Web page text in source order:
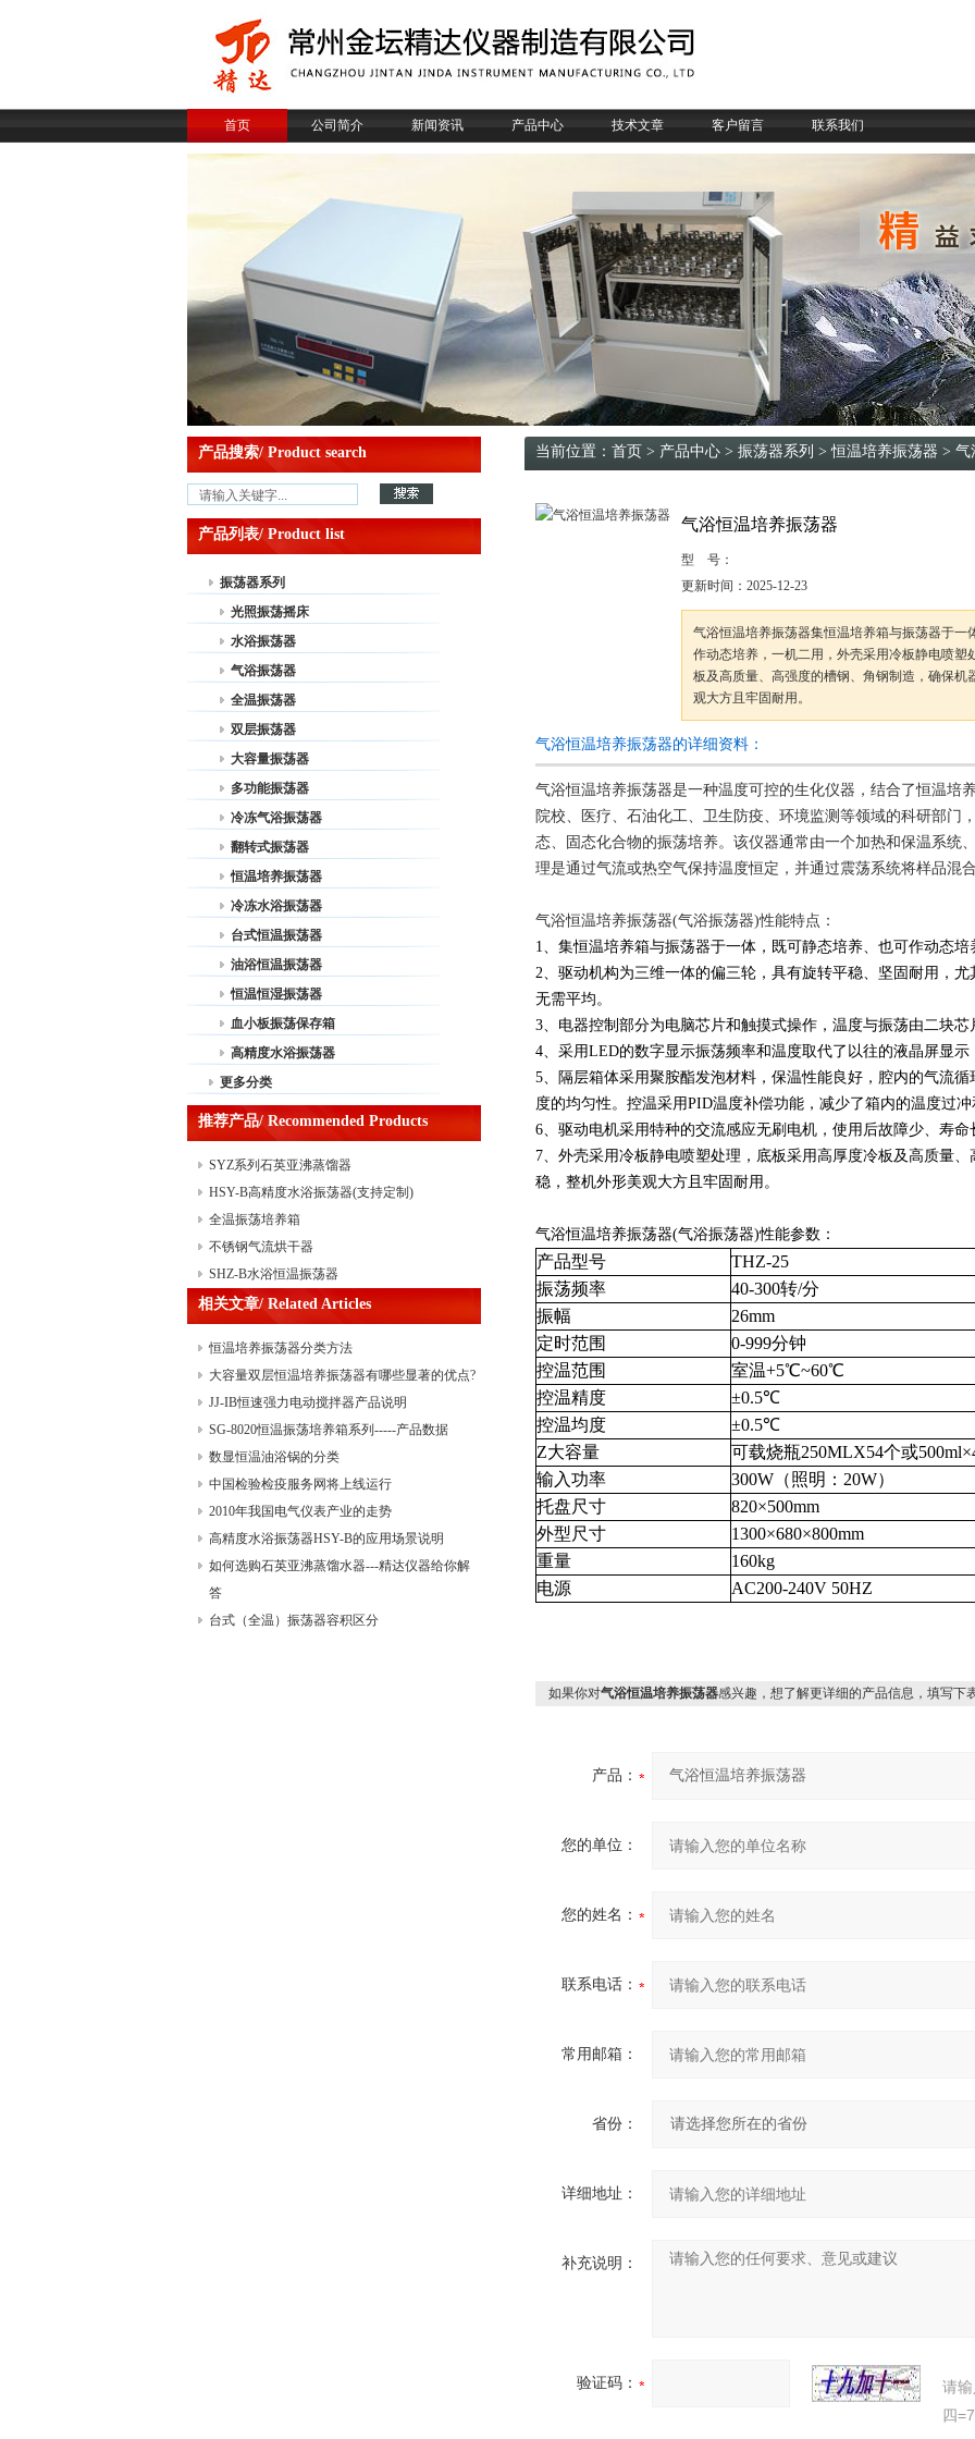
首页 公司简介 新闻资讯 产品中心 技术文章 客户留言 联系我们
产品搜索/ Product search
产品列表/ Product list
振荡器系列
光照振荡摇床
水浴振荡器
气浴振荡器
全温振荡器
双层振荡器
大容量振荡器
多功能振荡器
冷冻气浴振荡器
翻转式振荡器
恒温培养振荡器
冷冻水浴振荡器
台式恒温振荡器
油浴恒温振荡器
恒温恒湿振荡器
血小板振荡保存箱
高精度水浴振荡器
更多分类
推荐产品/ Recommended Products
SYZ系列石英亚沸蒸馏器
HSY-B高精度水浴振荡器(支持定制)
全温振荡培养箱
不锈钢气流烘干器
SHZ-B水浴恒温振荡器
相关文章/ Related Articles
恒温培养振荡器分类方法
大容量双层恒温培养振荡器有哪些显著的优点?
JJ-IB恒速强力电动搅拌器产品说明
SG-8020恒温振荡培养箱系列-----产品数据
数显恒温油浴锅的分类
中国检验检疫服务网将上线运行
2010年我国电气仪表产业的走势
高精度水浴振荡器HSY-B的应用场景说明
如何选购石英亚沸蒸馏水器---精达仪器给你解
答
台式（全温）振荡器容积区分
当前位置： 首页 > 产品中心 > 振荡器系列 >恒温培养振荡器 > 气
气浴恒温培养振荡器
型 号：
更新时间： 2025-12-23
气浴恒温培养振荡器集恒温培养箱与振荡器于一
作动态培养，一机二用，外壳采用冷板静电喷塑
板及高质量、高强度的槽钢、角钢制造，确保机
观大方且牢固耐用。
气浴恒温培养振荡器的详细资料：
气浴恒温培养振荡器是一种温度可控的生化仪器，结合了恒温培
院校、医疗、石油化工、卫生防疫、环境监测等领域的科研部门
态、固态化合物的振荡培养。该仪器通常由一个加热和保温系统
理是通过气流或热空气保持温度恒定，并通过震荡系统将样品混合
气浴恒温培养振荡器(气浴振荡器)性能特点：
1、集恒温培养箱与振荡器于一体，既可静态培养、也可作动态培
2、驱动机构为三维一体的偏三轮，具有旋转平稳、坚固耐用，
无需平均。
3、电器控制部分为电脑芯片和触摸式操作，温度与振荡由二块芯
4、采用LED的数字显示振荡频率和温度取代了以往的液晶屏显示
5、隔层箱体采用聚胺酯发泡材料，保温性能良好，腔内的气流
度的均匀性。控温采用PID温度补偿功能，减少了箱内的温度过冲
6、驱动电机采用特种的交流感应无刷电机，使用后故障少、寿命
7、外壳采用冷板静电喷塑处理，底板采用高厚度冷板及高质量
稳，整机外形美观大方且牢固耐用。
气浴恒温培养振荡器(气浴振荡器)性能参数：
产品型号
THZ-25
振荡频率
40-300转/分
振幅
26mm
定时范围
0-999分钟
控温范围
室温+5℃~60℃
控温精度
±0.5℃
控温均度
±0.5℃
Z大容量
可载烧瓶250MLX54个或
输入功率
300W（照明：20W）
托盘尺寸
820×500mm
外型尺寸
1300×680×800mm
重量
160kg
电源
AC200-240V 50HZ
如果你对气浴恒温培养振荡器感兴趣，想了解更详细的产品信息，填写下
产品：
您的单位：
您的姓名：
联系电话：
常用邮箱：
省份：
详细地址：
补充说明：
验证码：
请
四=7